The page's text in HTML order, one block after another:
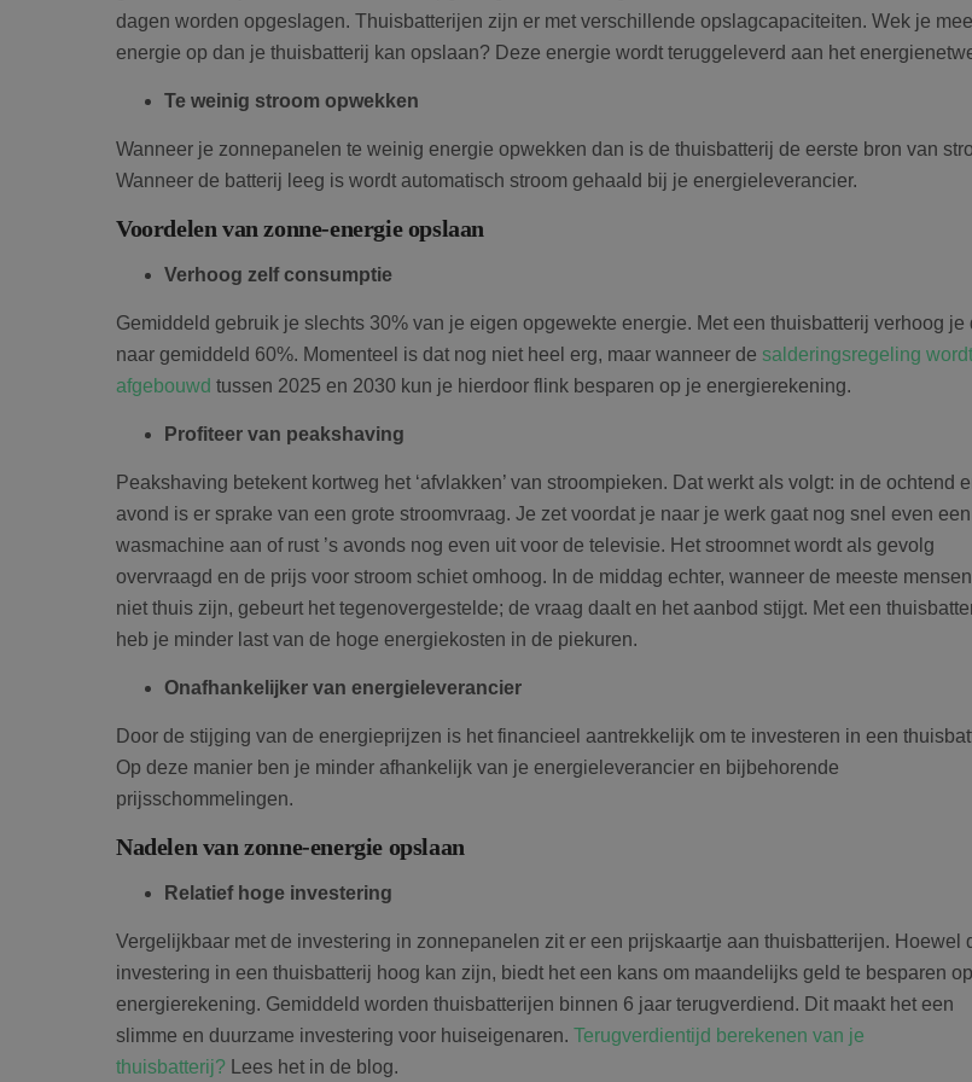
dagen worden opgeslagen. Thuisbatterijen zijn er met verschillende opslagcapaciteiten. Wek je
energie op dan je thuisbatterij kan opslaan? Deze energie wordt teruggeleverd aan het
Te weinig stroom opwekken
Wanneer je zonnepanelen te weinig energie opwekken dan is de thuisbatterij de eerste bron van
Wanneer de batterij leeg is wordt automatisch stroom gehaald bij je energieleverancier.
Voordelen van zonne-energie opslaan
Verhoog zelf consumptie
Gemiddeld gebruik je slechts 30% van je eigen opgewekte energie. Met een thuisbatterij verhoog je
naar gemiddeld 60%. Momenteel is dat nog niet heel erg, maar wanneer de salderingsregeling wordt
afgebouwd tussen 2025 en 2030 kun je hierdoor flink besparen op je energierekening.
Profiteer van peakshaving
Peakshaving betekent kortweg het ‘afvlakken’ van stroompieken. Dat werkt als volgt: in de ochtend
avond is er sprake van een grote stroomvraag. Je zet voordat je naar je werk gaat nog snel even een
wasmachine aan of rust ’s avonds nog even uit voor de televisie. Het stroomnet wordt als gevolg
overvraagd en de prijs voor stroom schiet omhoog. In de middag echter, wanneer de meeste
niet thuis zijn, gebeurt het tegenovergestelde; de vraag daalt en het aanbod stijgt. Met een
heb je minder last van de hoge energiekosten in de piekuren.
Onafhankelijker van energieleverancier
Door de stijging van de energieprijzen is het financieel aantrekkelijk om te investeren in een
Op deze manier ben je minder afhankelijk van je energieleverancier en bijbehorende
prijsschommelingen.
Nadelen van zonne-energie opslaan
Relatief hoge investering
Vergelijkbaar met de investering in zonnepanelen zit er een prijskaartje aan thuisbatterijen. Hoewel
investering in een thuisbatterij hoog kan zijn, biedt het een kans om maandelijks geld te besparen
energierekening. Gemiddeld worden thuisbatterijen binnen 6 jaar terugverdiend. Dit maakt het een
slimme en duurzame investering voor huiseigenaren. Terugverdientijd berekenen van je
thuisbatterij? Lees het in de blog.